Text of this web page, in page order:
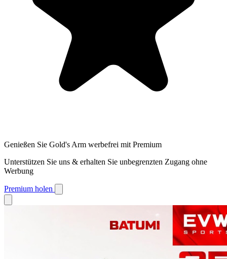
Genießen Sie Gold's Arm werbefrei mit Premium
Unterstützen Sie uns & erhalten Sie unbegrenzten Zugang ohne
Werbung
Premium holen